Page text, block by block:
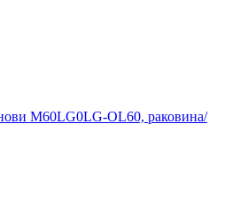
M60LG0LG-OL60, раковина/